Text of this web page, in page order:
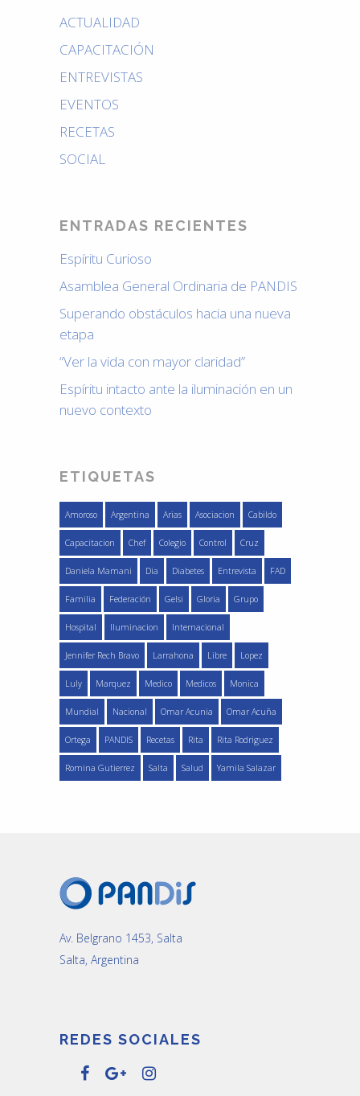
ACTUALIDAD
CAPACITACIÓN
ENTREVISTAS
EVENTOS
RECETAS
SOCIAL
ENTRADAS RECIENTES
Espíritu Curioso
Asamblea General Ordinaria de PANDIS
Superando obstáculos hacia una nueva
etapa
“Ver la vida con mayor claridad”
Espíritu intacto ante la iluminación en un
nuevo contexto
ETIQUETAS
Amoroso Argentina Arias Asociacion Cabildo
Capacitacion Chef Colegio Control Cruz
Daniela Mamani Dia Diabetes Entrevista FAD
Familia Federación Gelsi Gloria Grupo
Hospital Iluminacion Internacional
Jennifer Rech Bravo Larrahona Libre Lopez
Luly Marquez Medico Medicos Monica
Mundial Nacional Omar Acunia Omar Acuña
Ortega PANDIS Recetas Rita Rita Rodriguez
Romina Gutierrez Salta Salud Yamila Salazar
Av. Belgrano 1453, Salta
Salta, Argentina
REDES SOCIALES